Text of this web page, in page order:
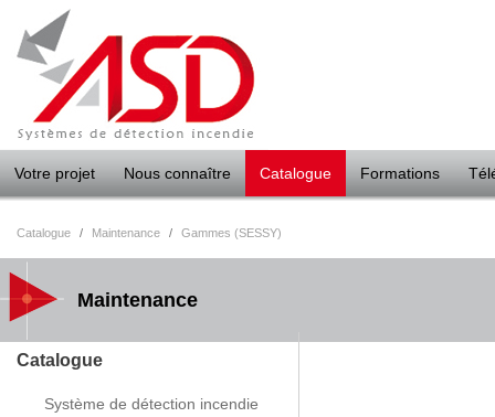
Votre projet Nous connaître Catalogue Formations
Catalogue
Système de détection incendie
Catalogue / Maintenance / Gammes (SESSY)
Maintenance
Panneau de gestion des cookies